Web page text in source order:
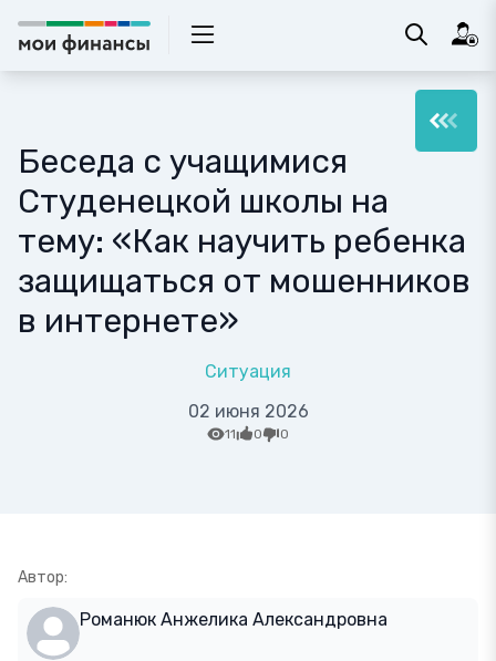
Беседа с учащимися
Студенецкой школы на
тему: «Как научить ребенка
защищаться от мошенников
в интернете»
Ситуация
02 июня 2026
11 0 0
Автор:
Романюк Анжелика Александровна